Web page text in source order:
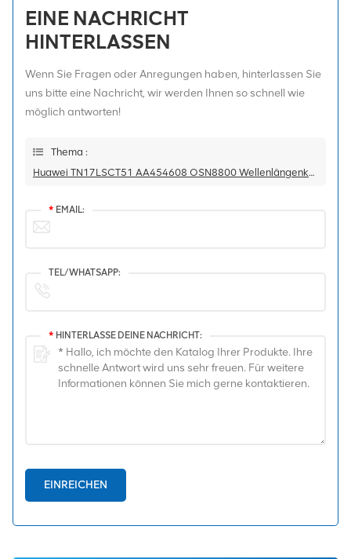
EINE NACHRICHT
HINTERLASSEN
Wenn Sie Fragen oder Anregungen haben, hinterlassen Sie
uns bitte eine Nachricht, wir werden Ihnen so schnell wie
möglich antworten!
Thema :
Huawei TN17LSCT51 AA454608 OSN8800 Wellenlängenkonvertierungsplatine
* EMAIL:
TEL/WHATSAPP:
* HINTERLASSE DEINE NACHRICHT:
EINREICHEN